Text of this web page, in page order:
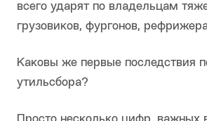
всего ударят по владельцам
грузовиков, фургонов,
Каковы же первые последствия
утильсбора?